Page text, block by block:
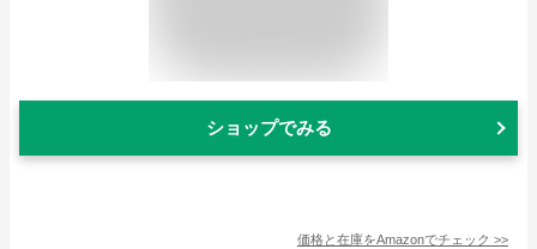
ショップでみる
価格と在庫をAmazonでチェック >>